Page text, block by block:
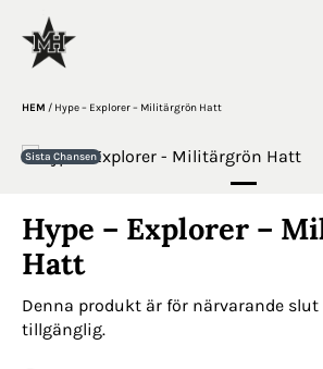
HEM / Hype – Explorer – Militärgrön Hatt
Sista Chansen
Hype – Explorer –
Hatt
Denna produkt är för närvarande
tillgänglig.